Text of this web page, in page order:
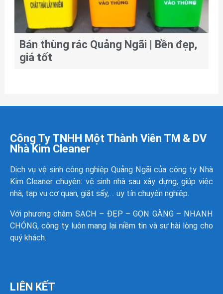
Bán thùng rác Quảng Ngãi | Bền đẹp,
giá tốt
Công Ty TNHH Một Thành Viên TM & DV
Nhà Kim Cleaner
Dịch vụ vệ sinh công nghiệp Quảng Ngãi của công ty Nhà
Kim Cleaner chuyên: vệ sinh nhà sau xây dựng, giúp việc
nhà, tạp vụ cơ quan, giặt sấy,… uy tín chuyên nghiệp.
Với phương châm SẠCH – ĐẸP – GỌN GÀNG – NHANH
CHÓNG, công ty luôn mang lại niềm tin và sự hài lòng cho
quý khách.
LIÊN KẾT